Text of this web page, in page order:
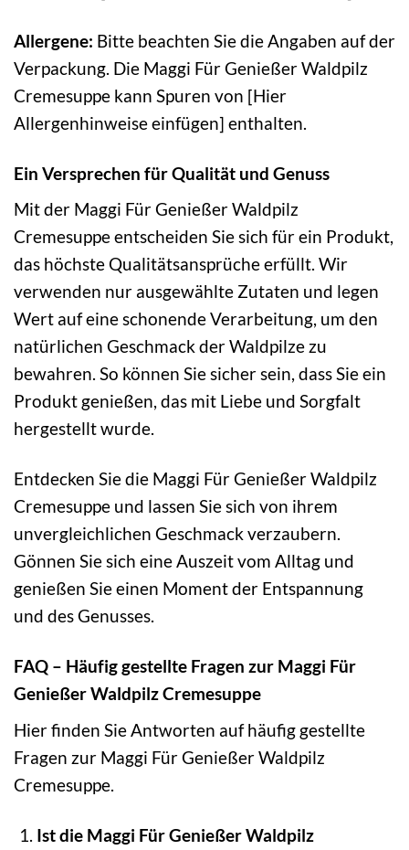
Allergene: Bitte beachten Sie die Angaben auf der
Verpackung. Die Maggi Für Genießer Waldpilz
Cremesuppe kann Spuren von [Hier
Allergenhinweise einfügen] enthalten.
Ein Versprechen für Qualität und Genuss
Mit der Maggi Für Genießer Waldpilz
Cremesuppe entscheiden Sie sich für ein Produkt,
das höchste Qualitätsansprüche erfüllt. Wir
verwenden nur ausgewählte Zutaten und legen
Wert auf eine schonende Verarbeitung, um den
natürlichen Geschmack der Waldpilze zu
bewahren. So können Sie sicher sein, dass Sie ein
Produkt genießen, das mit Liebe und Sorgfalt
hergestellt wurde.
Entdecken Sie die Maggi Für Genießer Waldpilz
Cremesuppe und lassen Sie sich von ihrem
unvergleichlichen Geschmack verzaubern.
Gönnen Sie sich eine Auszeit vom Alltag und
genießen Sie einen Moment der Entspannung
und des Genusses.
FAQ – Häufig gestellte Fragen zur Maggi Für
Genießer Waldpilz Cremesuppe
Hier finden Sie Antworten auf häufig gestellte
Fragen zur Maggi Für Genießer Waldpilz
Cremesuppe.
Ist die Maggi Für Genießer Waldpilz